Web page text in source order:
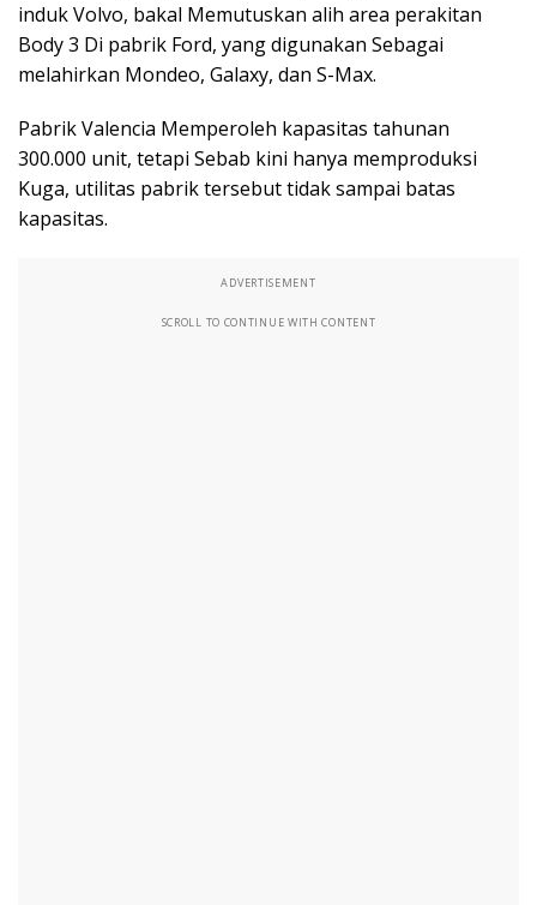
induk Volvo, bakal Memutuskan alih area perakitan
Body 3 Di pabrik Ford, yang digunakan Sebagai
melahirkan Mondeo, Galaxy, dan S-Max.
Pabrik Valencia Memperoleh kapasitas tahunan
300.000 unit, tetapi Sebab kini hanya memproduksi
Kuga, utilitas pabrik tersebut tidak sampai batas
kapasitas.
ADVERTISEMENT
SCROLL TO CONTINUE WITH CONTENT